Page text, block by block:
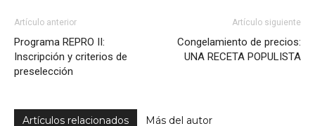
Artículo anterior
Programa REPRO II:
Inscripción y criterios de
preselección
Artículo siguiente
Congelamiento de precios:
UNA RECETA POPULISTA
Artículos relacionados Más del autor